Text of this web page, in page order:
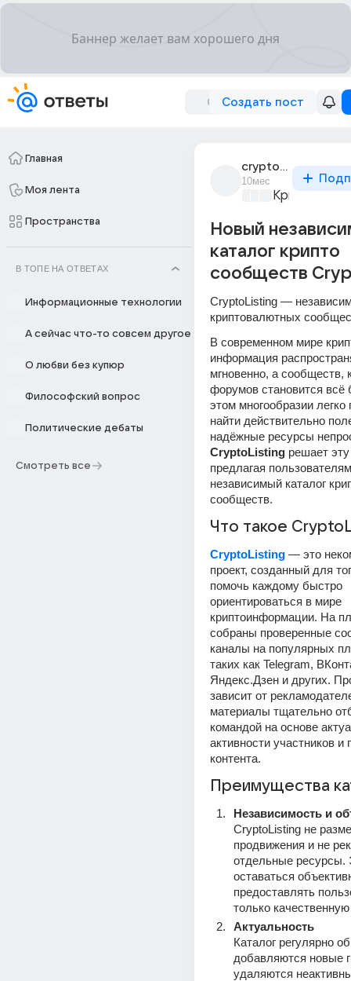
Создать пост
Главная
Моя лента
Пространства
В ТОПЕ НА ОТВЕТАХ
Информационные технологии
А сейчас что-то совсем другое
О любви без купюр
Философский вопрос
Политические дебаты
Смотреть все
cryptolisting
10мес
Криптоброс
Новый
каталог крипто
сообществ
CryptoListing —
криптовалютных
В современном мире
информация
мгновенно, а сообществ,
форумов становится
этом многообразии легко
найти действительно
CryptoListing решает
предлагая
независимый каталог
сообществ.
Что такое
CryptoListing — это
проект, созданный для
помочь каждому быстро
ориентироваться в мире
криптоинформации. На
собраны проверенные
каналы на популярных
таких как Telegram,
Яндекс.Дзен и других.
зависит от
материалы тщательно
командой на основе
активности участников и
контента.
Преимущества
Независимость и
CryptoListing не
продвижения и не
отдельные ресурсы.
оставаться
предоставлять
только
Актуальность
Каталог регулярно
добавляются новые
удаляются